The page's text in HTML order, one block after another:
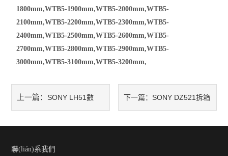
放大鏡
球柵
暖通環(huán)保測試儀器
1800mm,WTB5-1900mm,WTB5-2000mm,WTB5-
2100mm,WTB5-2200mm,WTB5-2300mm,WTB5-
2400mm,WTB5-2500mm,WTB5-2600mm,WTB5-
2700mm,WTB5-2800mm,WTB5-2900mm,WTB5-
3000mm,WTB5-3100mm,WTB5-3200mm,
上一篇： SONY LH51數
維修
下一篇： SONY DZ521拆箱
聯(lián)系我們